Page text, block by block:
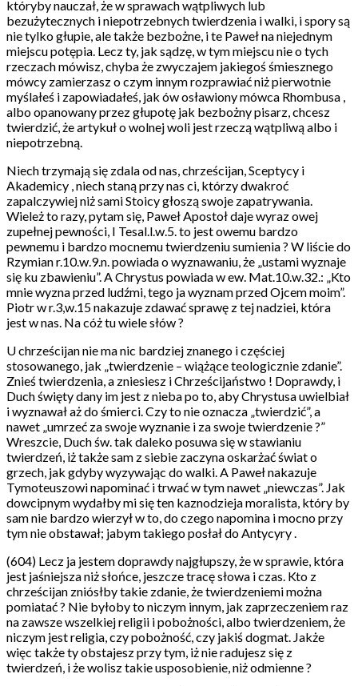
któryby nauczał, że w sprawach wątpliwych lub
bezużytecznych i niepotrzebnych twierdzenia i walki, i spory są
nie tylko głupie, ale także bezbożne, i te Paweł na niejednym
miejscu potępia. Lecz ty, jak sądzę, w tym miejscu nie o tych
rzeczach mówisz, chyba że zwyczajem jakiegoś śmiesznego
mówcy zamierzasz o czym innym rozprawiać niż pierwotnie
myślałeś i zapowiadałeś, jak ów osławiony mówca Rhombusa ,
albo opanowany przez głupotę jak bezbożny pisarz, chcesz
twierdzić, że artykuł o wolnej woli jest rzeczą wątpliwą albo i
niepotrzebną.
Niech trzymają się zdala od nas, chrześcijan, Sceptycy i
Akademicy , niech staną przy nas ci, którzy dwakroć
zapalczywiej niż sami Stoicy głoszą swoje zapatrywania.
Wieleż to razy, pytam się, Paweł Apostoł daje wyraz owej
zupełnej pewności, I Tesal.l.w.5. to jest owemu bardzo
pewnemu i bardzo mocnemu twierdzeniu sumienia ? W liście do
Rzymian r.10.w.9.n. powiada o wyznawaniu, że „ustami wyznaje
się ku zbawieniu”. A Chrystus powiada w ew. Mat.10.w.32.: „Kto
mnie wyzna przed ludźmi, tego ja wyznam przed Ojcem moim”.
Piotr w r.3,w.15 nakazuje zdawać sprawę z tej nadziei, która
jest w nas. Na cóż tu wiele słów ?
U chrześcijan nie ma nic bardziej znanego i częściej
stosowanego, jak „twierdzenie – wiążące teologicznie zdanie”.
Znieś twierdzenia, a zniesiesz i Chrześcijaństwo ! Doprawdy, i
Duch święty dany im jest z nieba po to, aby Chrystusa uwielbiał
i wyznawał aż do śmierci. Czy to nie oznacza „twierdzić”, a
nawet „umrzeć za swoje wyznanie i za swoje twierdzenie ?”
Wreszcie, Duch św. tak daleko posuwa się w stawianiu
twierdzeń, iż także sam z siebie zaczyna oskarżać świat o
grzech, jak gdyby wyzywając do walki. A Paweł nakazuje
Tymoteuszowi napominać i trwać w tym nawet „niewczas”. Jak
dowcipnym wydałby mi się ten kaznodzieja moralista, który by
sam nie bardzo wierzył w to, do czego napomina i mocno przy
tym nie obstawał; jabym takiego posłał do Antycyry .
(604) Lecz ja jestem doprawdy najgłupszy, że w sprawie, która
jest jaśniejsza niż słońce, jeszcze tracę słowa i czas. Kto z
chrześcijan zniósłby takie zdanie, że twierdzeniemi można
pomiatać ? Nie byłoby to niczym innym, jak zaprzeczeniem raz
na zawsze wszelkiej religii i pobożności, albo twierdzeniem, że
niczym jest religia, czy pobożność, czy jakiś dogmat. Jakże
więc także ty obstajesz przy tym, iż nie radujesz się z
twierdzeń, i że wolisz takie usposobienie, niż odmienne ?